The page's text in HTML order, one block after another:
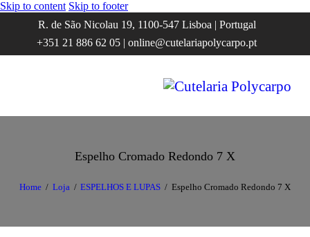
Skip to content Skip to footer
R. de São Nicolau 19, 1100-547 Lisboa | Portugal
+351 21 886 62 05 | online@cutelariapolycarpo.pt
Espelho Cromado Redondo 7 X
Home Loja ESPELHOS E LUPAS Espelho Cromado Redondo 7 X